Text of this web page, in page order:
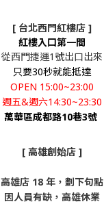
[ 台北西門紅樓店 ]
紅樓入口第一間
從西門捷運1號出口出來
只要30秒就能抵達
OPEN 15:00~23:00
週五&週六14:30~23:30
萬華區成都路10巷3號
[ 高雄創始店 ]
高雄店 18 年，劃下句點
因人員有缺，高雄休業